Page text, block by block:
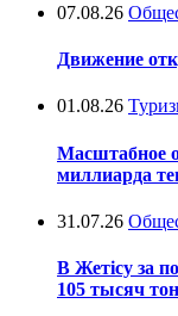
07.08.26
Движение
01.08.26
Масштабное
миллиарда
31.07.26
В Жетісу за
105 тысяч